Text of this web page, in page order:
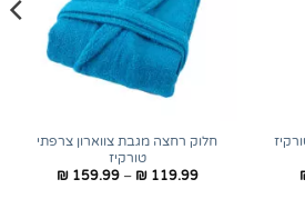
חלוק רחצה מגבת צווארון צרפתי
טורקיז
₪119.99
–
₪159.99